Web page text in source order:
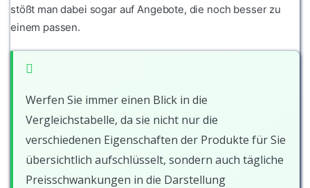
stößt man dabei sogar auf Angebote, die noch besser zu
einem passen.
Werfen Sie immer einen Blick in die
Vergleichstabelle, da sie nicht nur die
verschiedenen Eigenschaften der Produkte für Sie
übersichtlich aufschlüsselt, sondern auch tägliche
Preisschwankungen in die Darstellung